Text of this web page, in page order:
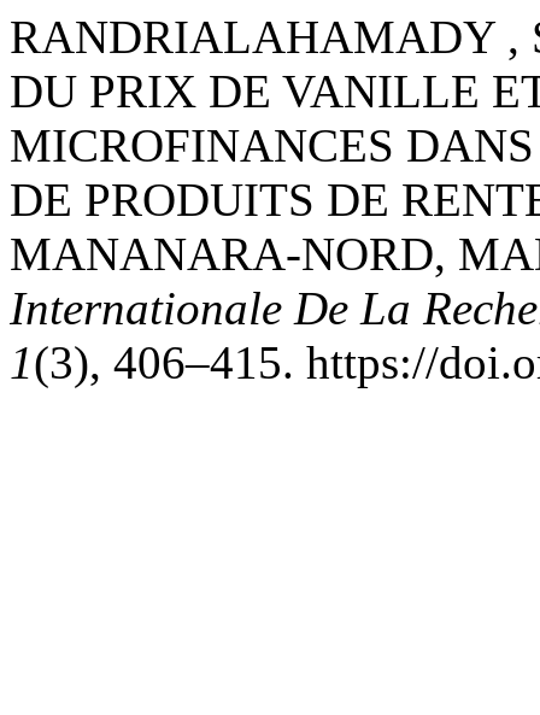
RANDRIALAHAMADY ,
DU PRIX DE VANILLE
MICROFINANCES
DE PRODUITS DE
MANANARA-NORD,
Internationale De La
1(3), 406–415. https://